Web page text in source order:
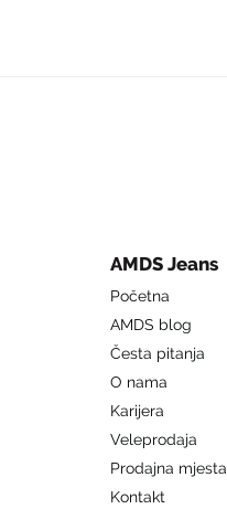
AMDS Jeans
Početna
AMDS blog
Česta pitanja
O nama
Karijera
Veleprodaja
Prodajna mjesta
Kontakt